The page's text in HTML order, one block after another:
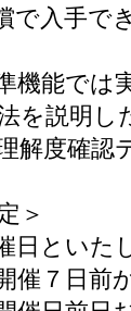
で入手で
機能では
を説明し
解度確認
＞
日といた
催７日